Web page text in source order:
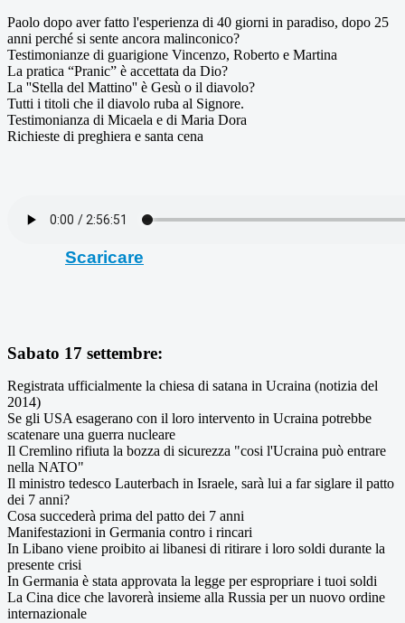
Paolo dopo aver fatto l'esperienza di 40 giorni in paradiso, dopo 25
anni perché si sente ancora malinconico?
Testimonianze di guarigione Vincenzo, Roberto e Martina
La pratica “Pranic” è accettata da Dio?
La ''Stella del Mattino'' è Gesù o il diavolo?
Tutti i titoli che il diavolo ruba al Signore.
Testimonianza di Micaela e di Maria Dora
Richieste di preghiera e santa cena
Scaricare
Sabato 17 settembre:
Registrata ufficialmente la chiesa di satana in Ucraina (notizia del
2014)
Se gli USA esagerano con il loro intervento in Ucraina potrebbe
scatenare una guerra nucleare
Il Cremlino rifiuta la bozza di sicurezza "cosi l'Ucraina può entrare
nella NATO"
Il ministro tedesco Lauterbach in Israele, sarà lui a far siglare il patto
dei 7 anni?
Cosa succederà prima del patto dei 7 anni
Manifestazioni in Germania contro i rincari
In Libano viene proibito ai libanesi di ritirare i loro soldi durante la
presente crisi
In Germania è stata approvata la legge per espropriare i tuoi soldi
La Cina dice che lavorerà insieme alla Russia per un nuovo ordine
internazionale